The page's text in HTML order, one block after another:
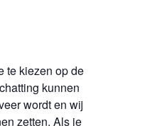
te kiezen op de
kunnen
wordt en wij
zetten. Als je